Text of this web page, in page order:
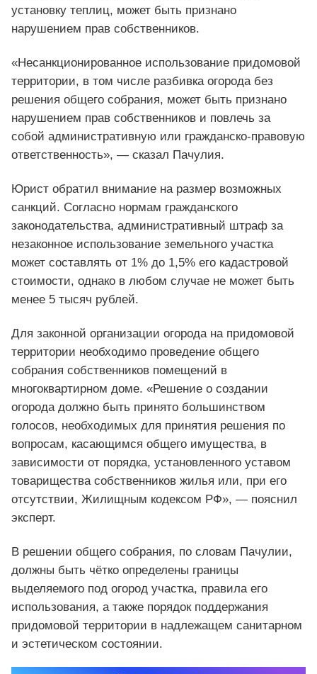
установку теплиц, может быть признано
нарушением прав собственников.
«Несанкционированное использование придомовой
территории, в том числе разбивка огорода без
решения общего собрания, может быть признано
нарушением прав собственников и повлечь за
собой административную или гражданско-правовую
ответственность», — сказал Пачулия.
Юрист обратил внимание на размер возможных
санкций. Согласно нормам гражданского
законодательства, административный штраф за
незаконное использование земельного участка
может составлять от 1% до 1,5% его кадастровой
стоимости, однако в любом случае не может быть
менее 5 тысяч рублей.
Для законной организации огорода на придомовой
территории необходимо проведение общего
собрания собственников помещений в
многоквартирном доме. «Решение о создании
огорода должно быть принято большинством
голосов, необходимых для принятия решения по
вопросам, касающимся общего имущества, в
зависимости от порядка, установленного уставом
товарищества собственников жилья или, при его
отсутствии, Жилищным кодексом РФ», — пояснил
эксперт.
В решении общего собрания, по словам Пачулии,
должны быть чётко определены границы
выделяемого под огород участка, правила его
использования, а также порядок поддержания
придомовой территории в надлежащем санитарном
и эстетическом состоянии.